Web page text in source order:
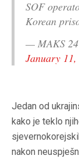
SOF
Korean
— MAKS 24
January
Jedan od
kako je teklo
nakon